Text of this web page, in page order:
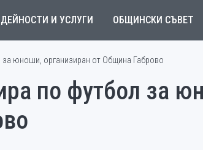
ДЕЙНОСТИ И УСЛУГИ ОБЩИНСКИ СЪВЕТ
за юноши, организиран от Община Габрово
по футбол за